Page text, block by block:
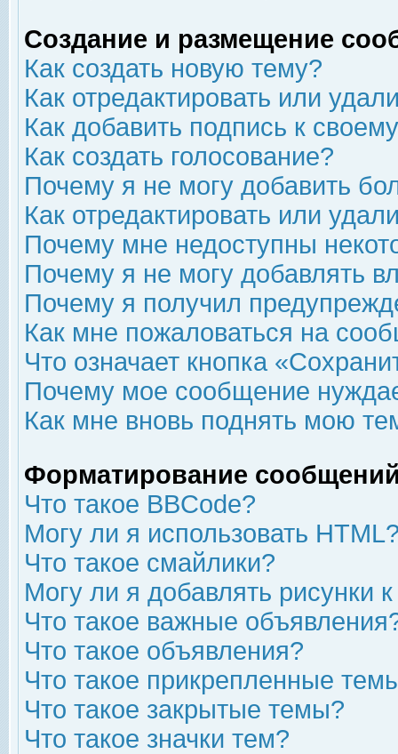
Создание и размещение
Как создать новую тему?
Как отредактировать или
Как добавить подпись к
Как создать голосование?
Почему я не могу добавить
Как отредактировать или
Почему мне недоступны
Почему я не могу добавлять
Почему я получил
Как мне пожаловаться на
Что означает кнопка
Почему мое сообщение
Как мне вновь поднять мою
Форматирование
Что такое BBCode?
Могу ли я использовать
Что такое смайлики?
Могу ли я добавлять рисунки
Что такое важные
Что такое объявления?
Что такое прикрепленные
Что такое закрытые темы?
Что такое значки тем?